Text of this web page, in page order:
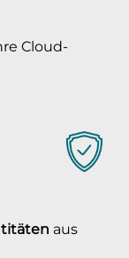
Cloud-
aus